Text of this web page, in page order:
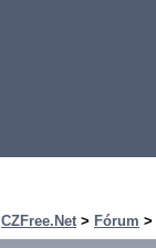
CZFree.Net > Fórum >